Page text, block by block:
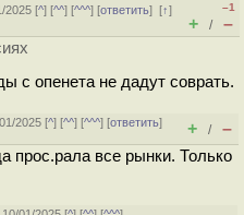
2025 [^] [^^] [^^^] [ответить][↑]
–1
+ / –
с опенета не дадут соврать.
2025 [^] [^^] [^^^] [ответить]
+ / –
прос.рала все рынки. Только